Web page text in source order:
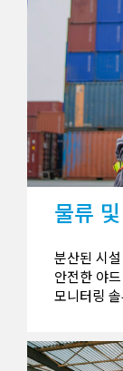
물류
분산된 시
안전한 야
모니터링